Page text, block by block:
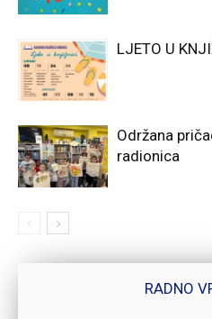
LJETO U
Održana
radionica
RADNO